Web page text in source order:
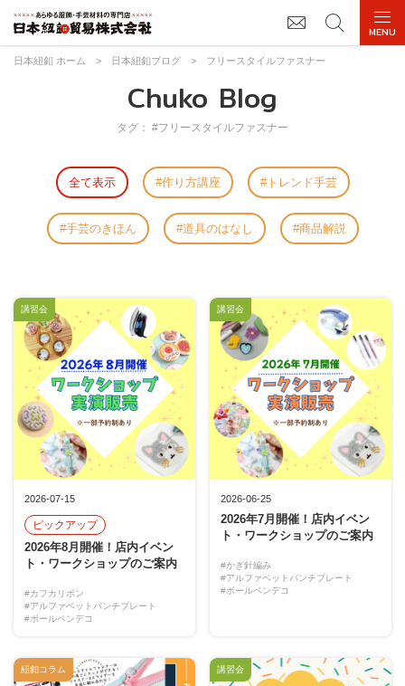
日本紐釦 ホーム > 日本紐釦ブログ > フリースタイルファスナー
Chuko Blog
タグ： #フリースタイルファスナー
全て表示 作り方講座 トレンド手芸
手芸のきほん 道具のはなし 商品解説
2026-07-15
ピックアップ
2026年8月開催！店内イベン
ト・ワークショップのご案内
#カフカリボン
#アルファベットパンチプレート
#ボールペンデコ
講習会
2026-06-25
2026年7月開催！店内イベン
ト・ワークショップのご案内
#かぎ針編み
#アルファベットパンチプレート
#ボールペンデコ
講習会
紐釦コラム 講習会